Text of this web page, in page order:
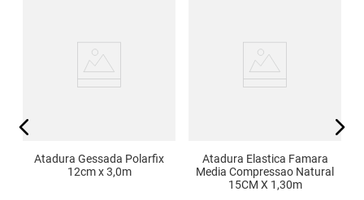
Atadura Gessada Polarfix
12cm x 3,0m
Atadura Elastica Famara
Media Compressao Natural
15CM X 1,30m